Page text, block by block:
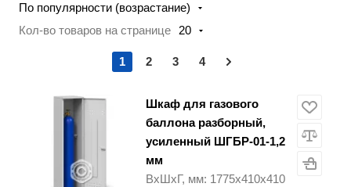
По популярности (возрастание)
Кол-во товаров на странице
20
1 2 3 4
Шкаф для газового
баллона разборный,
усиленный ШГБР-01-1,2
мм
ВхШхГ, мм: 1775х410х410